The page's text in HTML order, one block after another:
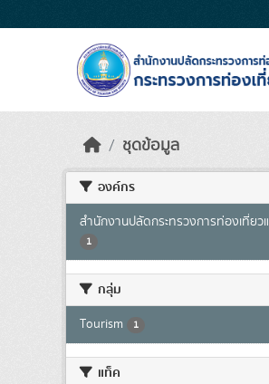
ชุดข้อมูล
องค์กร
สำนักงานปลัดกระทรวงการท่องเที่ยว
1
กลุ่ม
Tourism 1
แท็ค